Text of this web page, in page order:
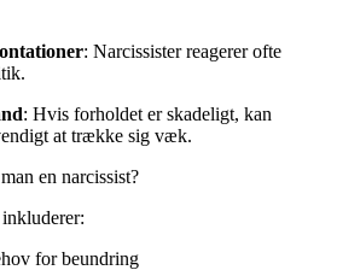
:Narcissister reagerer ofte
:Hvis forholdet er skadeligt, kan
at trække sig væk.
en narcissist?
for beundring